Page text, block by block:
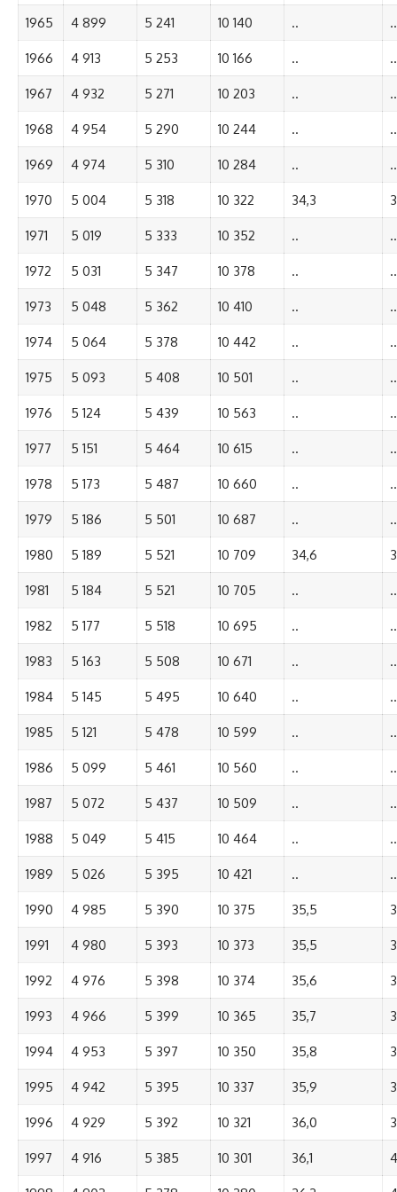
1965 4 899 5 241 10 140 .. ..
1966 4 913 5 253 10 166 .. ..
1967 4 932 5 271 10 203 .. ..
1968 4 954 5 290 10 244 .. ..
1969 4 974 5 310 10 284 .. ..
1970 5 004 5 318 10 322 34,3
1971 5 019 5 333 10 352 .. ..
1972 5 031 5 347 10 378 .. ..
1973 5 048 5 362 10 410 .. ..
1974 5 064 5 378 10 442 .. ..
1975 5 093 5 408 10 501 .. ..
1976 5 124 5 439 10 563 .. ..
1977 5 151 5 464 10 615 .. ..
1978 5 173 5 487 10 660 .. ..
1979 5 186 5 501 10 687 .. ..
1980 5 189 5 521 10 709 34,6
1981 5 184 5 521 10 705 .. ..
1982 5 177 5 518 10 695 .. ..
1983 5 163 5 508 10 671 .. ..
1984 5 145 5 495 10 640 .. ..
1985 5 121 5 478 10 599 .. ..
1986 5 099 5 461 10 560 .. ..
1987 5 072 5 437 10 509 .. ..
1988 5 049 5 415 10 464 .. ..
1989 5 026 5 395 10 421 .. ..
1990 4 985 5 390 10 375 35,5
1991 4 980 5 393 10 373 35,5
1992 4 976 5 398 10 374 35,6
1993 4 966 5 399 10 365 35,7
1994 4 953 5 397 10 350 35,8
1995 4 942 5 395 10 337 35,9
1996 4 929 5 392 10 321 36,0
1997 4 916 5 385 10 301 36,1